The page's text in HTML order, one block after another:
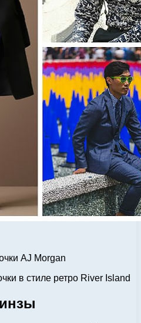
AJ Morgan
в стиле ретро River Island